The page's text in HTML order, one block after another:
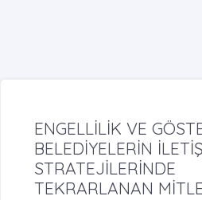
ENGELLİLİK VE
BELEDİYELERİN
STRATEJİLERİNDE
TEKRARLANAN